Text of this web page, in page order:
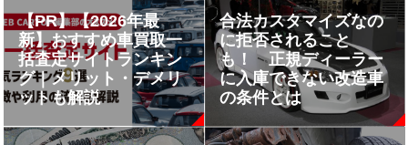
【PR】【2026年最
新】おすすめ車買取一
括査定サイトランキン
グ｜メリット・デメリ
ットも解説
合法カスタマイズなの
に拒否されること
も！ 正規ディーラー
に入庫できない改造車
の条件とは